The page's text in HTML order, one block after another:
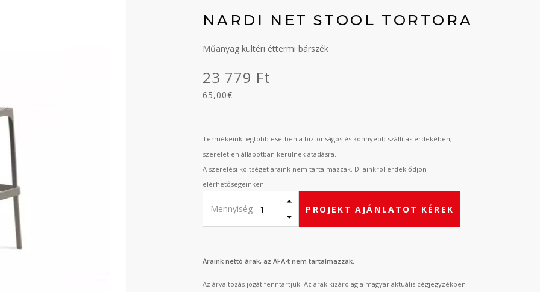
NARDI NET STOOL TORTORA
Műanyag kültéri éttermi bárszék
23 779 Ft
65,00€
Termékeink legtöbb esetben a biztonságos és könnyebb szállítás érdekében,
szereletlen állapotban kerülnek átadásra.
A szerelési költséget áraink nem tartalmazzák. Díjainkról érdeklődjön
elérhetőségeinken.
Mennyiség PROJEKT AJÁNLATOT KÉREK
Áraink nettó árak, az ÁFA-t nem tartalmazzák.
Az árváltozás jogát fenntartjuk. Az árak kizárólag a magyar aktuális cégjegyzékben